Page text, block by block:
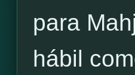
para
hábil